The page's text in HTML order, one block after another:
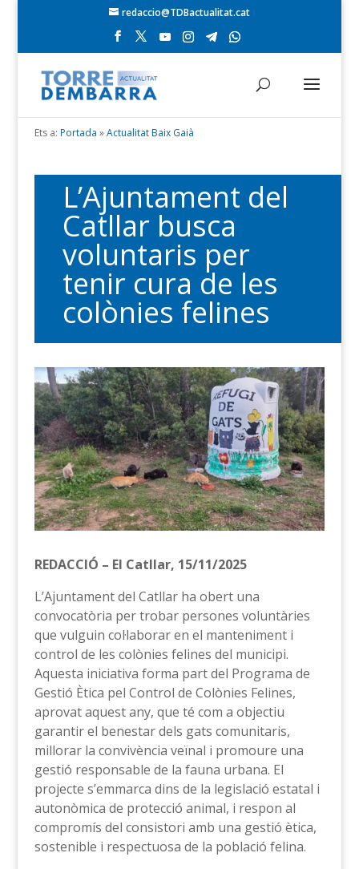
redaccio@TDBactualitat.cat
Ets a: Portada »Actualitat Baix Gaià
L’Ajuntament del
Catllar busca
voluntaris per
tenir cura de les
colònies felines
REDACCIÓ – El Catllar, 15/11/2025
L’Ajuntament del Catllar ha obert una
convocatòria per trobar persones voluntàries
que vulguin col·laborar en el manteniment i
control de les colònies felines del municipi.
Aquesta iniciativa forma part del Programa de
Gestió Ètica pel Control de Colònies Felines,
aprovat aquest any, que té com a objectiu
garantir el benestar dels gats comunitaris,
millorar la convivència veïnal i promoure una
gestió responsable de la fauna urbana. El
projecte s’emmarca dins de la legislació estatal i
autonòmica de protecció animal, i respon al
compromís del consistori amb una gestió ètica,
sostenible i respectuosa de la població felina.